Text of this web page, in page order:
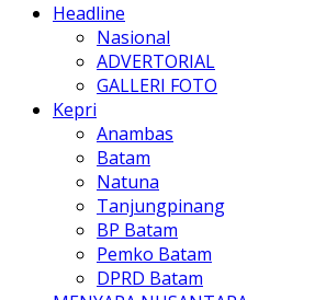
Headline
Nasional
ADVERTORIAL
GALLERI FOTO
Kepri
Anambas
Batam
Natuna
Tanjungpinang
BP Batam
Pemko Batam
DPRD Batam